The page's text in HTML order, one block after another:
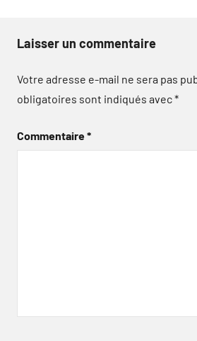
Laisser un commentaire
Votre adresse e-mail ne sera pas
obligatoires sont indiqués avec*
Commentaire*